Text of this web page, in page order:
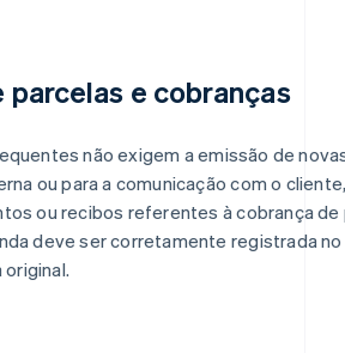
parcelas e cobranças
não exigem a emissão de
ou para a comunicação com o
ou recibos referentes à cobrança de
deve ser corretamente registrada